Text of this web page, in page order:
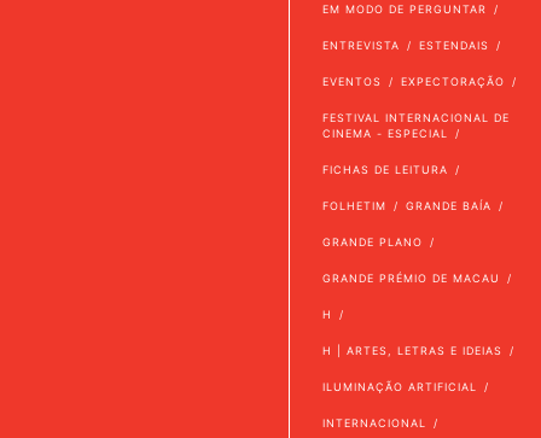
EM MODO DE PERGUNTAR
ENTREVISTA ESTENDAIS
EVENTOS EXPECTORAÇÃO
FESTIVAL INTERNACIONAL DE
CINEMA - ESPECIAL
FICHAS DE LEITURA
FOLHETIM GRANDE BAÍA
GRANDE PLANO
GRANDE PRÉMIO DE MACAU
H
H | ARTES, LETRAS E IDEIAS
ILUMINAÇÃO ARTIFICIAL
INTERNACIONAL